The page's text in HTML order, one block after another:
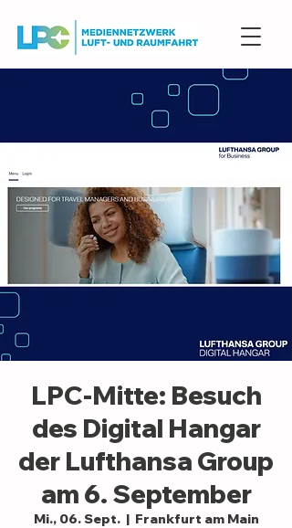
LPC-Mitte: Besuch
des Digital Hangar
der Lufthansa Group
am 6. September
Mi., 06. Sept.
  |
Frankfurt am Main